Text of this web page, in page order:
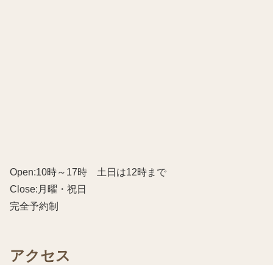
Open:10時～17時 土日は12時まで
Close:月曜・祝日
完全予約制
アクセス